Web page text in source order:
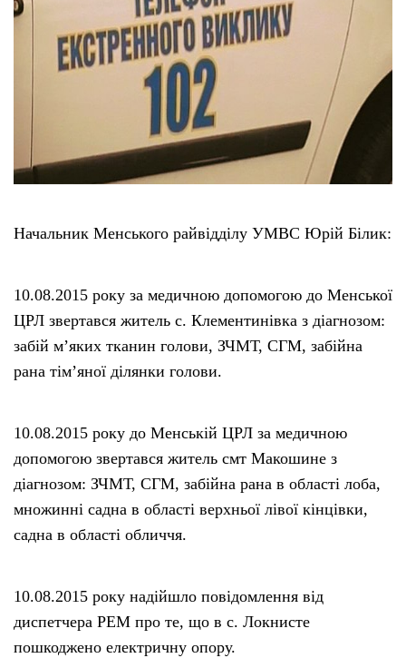
Начальник Менського райвідділу УМВС Юрій Білик:
10.08.2015 року за медичною допомогою до Менської
ЦРЛ звертався житель с. Клементинівка з діагнозом:
забій м’яких тканин голови, ЗЧМТ, СГМ, забійна
рана тім’яної ділянки голови.
10.08.2015 року до Менській ЦРЛ за медичною
допомогою звертався житель смт Макошине з
діагнозом: ЗЧМТ, СГМ, забійна рана в області лоба,
множинні садна в області верхньої лівої кінцівки,
садна в області обличчя.
10.08.2015 року надійшло повідомлення від
диспетчера РЕМ про те, що в с. Локнисте
пошкоджено електричну опору.